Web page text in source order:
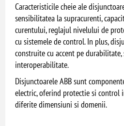
Caracteristicile cheie ale
sensibilitatea la supracurenti,
curentului, reglajul nivelului de
cu sistemele de control. In plus,
construite cu accent pe
interoperabilitate.
Disjunctoarele ABB sunt
electric, oferind protectie si control
diferite dimensiuni si domenii.